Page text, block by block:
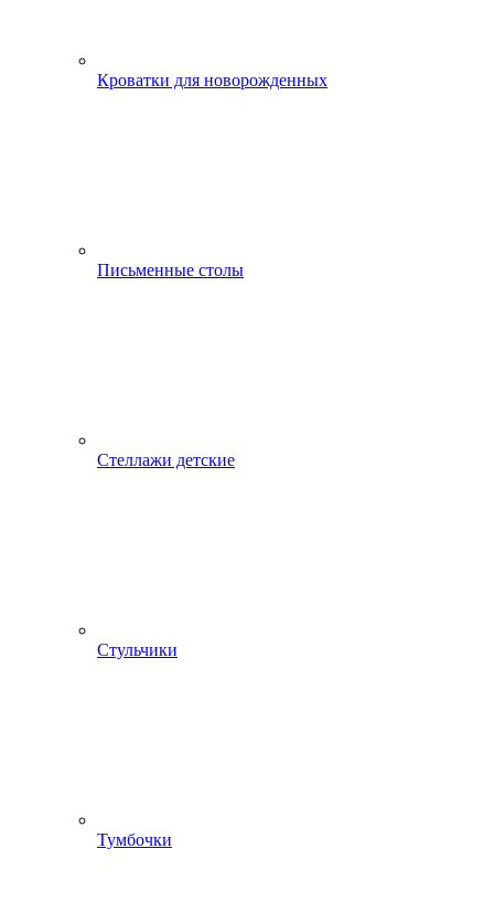
Кроватки для новорожденных
Письменные столы
Стеллажи детские
Стульчики
Тумбочки